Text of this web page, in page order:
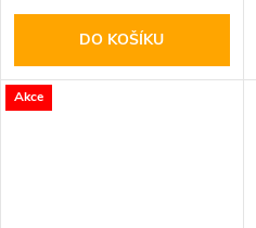
DO KOŠÍKU
Akce